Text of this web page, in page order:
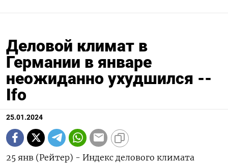
Деловой климат в
Германии в январе
неожиданно ухудшился --
Ifo
25.01.2024
25 янв (Рейтер) - Индекс делового климата